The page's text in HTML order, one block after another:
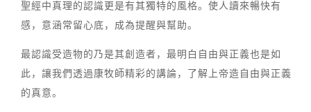
聖經中真理的認識更是有其獨特的風格。使人讀來暢快有
感，意涵常留心底，成為提醒與幫助。
最認識受造物的乃是其創造者，最明白自由與正義也是如
此，讓我們透過康牧師精彩的講論，了解上帝造自由與正義
的真意。